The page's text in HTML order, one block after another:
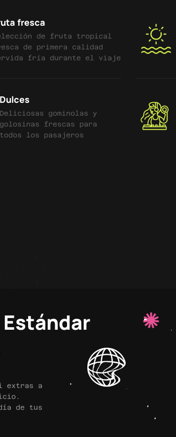
fresca
de fruta tropical
de primera calidad
fría durante el viaje
Dulces
Deliciosas gominolas y
golosinas frescas para
todos los pasajeros
Estándar
extras a
de tus